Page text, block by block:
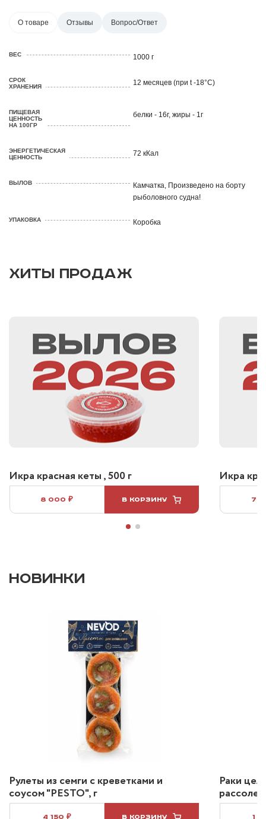
О товаре Отзывы Вопрос/Ответ
ВЕС 1000 г
СРОК
ХРАНЕНИЯ
12 месяцев (при t -18°C)
ПИЩЕВАЯ
ЦЕННОСТЬ
НА 100ГР
белки - 16г, жиры - 1г
ЭНЕРГЕТИЧЕСКАЯ
ЦЕННОСТЬ
72 кКал
ВЫЛОВ
Камчатка, Произведено на борту
рыболовного судна!
УПАКОВКА Коробка
ХИТЫ ПРОДАЖ
Икра красная кеты , 500 г
8 000 ₽ В КОРЗИНУ
Икра
7
НОВИНКИ
Рулеты из семги с креветками и
соусом "PESTO", г
4 150 ₽ В КОРЗИНУ
Раки
рассоле
1